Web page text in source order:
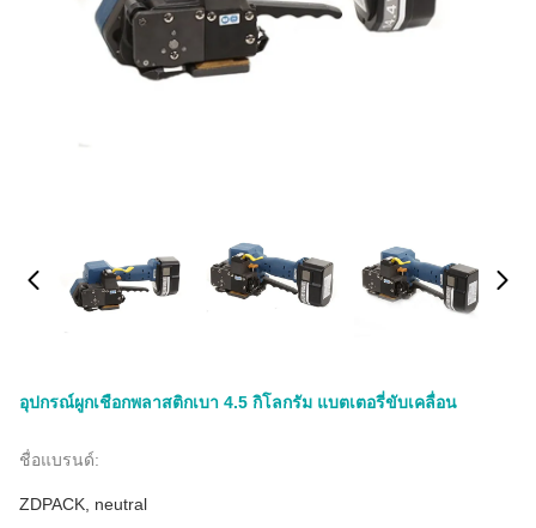
อุปกรณ์ผูกเชือกพลาสติกเบา 4.5 กิโลกรัม แบตเตอรี่ขับเคลื่อน
ชื่อแบรนด์:
ZDPACK, neutral